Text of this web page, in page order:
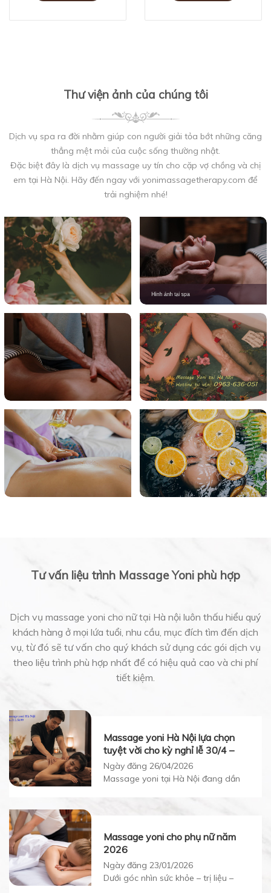
Thư viện ảnh của chúng tôi
Dịch vụ spa ra đời nhằm giúp con người giải tỏa bớt những căng
thẳng mệt mỏi của cuộc sống thường nhật.
Đặc biệt đây là dịch vụ massage uy tín cho cặp vợ chồng và chị
em tại Hà Nội. Hãy đến ngay với yonimassagetherapy.com để
trải nghiệm nhé!
Tư vấn liệu trình Massage Yoni phù hợp
Dịch vụ massage yoni cho nữ tại Hà nội luôn thấu hiểu quý
khách hàng ở mọi lứa tuổi, nhu cầu, mục đích tìm đến dịch
vụ, từ đó sẽ tư vấn cho quý khách sử dụng các gói dịch vụ
theo liệu trình phù hợp nhất để có hiệu quả cao và chi phí
tiết kiệm.
Massage yoni Hà Nội lựa chọn
tuyệt vời cho kỳ nghỉ lễ 30/4 –
1/5/2026
Ngày đăng 26/04/2026
Massage yoni tại Hà Nội đang dần
sức khỏe và tinh thần được nhiều phụ
nữ quan tâm, đặc biệt trong những
cuộc sống ngày càng bận rộn và áp
lực, nhu cầu tìm kiếm những phương
pháp thư […]
Massage yoni cho phụ nữ năm
2026
Ngày đăng 23/01/2026
Dưới góc nhìn sức khỏe – trị liệu –